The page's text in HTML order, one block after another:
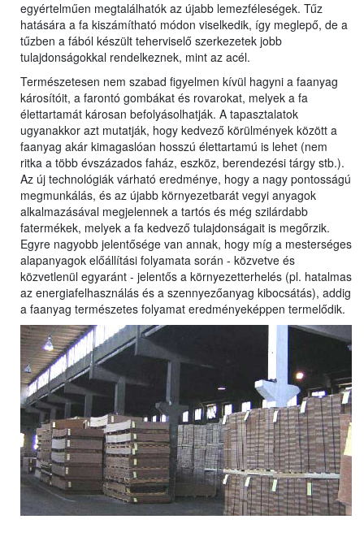
egyértelműen megtalálhatók az újabb lemezféleségek. Tűz
hatására a fa kiszámítható módon viselkedik, így meglepő, de a
tűzben a fából készült teherviselő szerkezetek jobb
tulajdonságokkal rendelkeznek, mint az acél.
Természetesen nem szabad figyelmen kívül hagyni a faanyag
károsítóit, a farontó gombákat és rovarokat, melyek a fa
élettartamát károsan befolyásolhatják. A tapasztalatok
ugyanakkor azt mutatják, hogy kedvező körülmények között a
faanyag akár kimagaslóan hosszú élettartamú is lehet (nem
ritka a több évszázados faház, eszköz, berendezési tárgy stb.).
Az új technológiák várható eredménye, hogy a nagy pontosságú
megmunkálás, és az újabb környezetbarát vegyi anyagok
alkalmazásával megjelennek a tartós és még szilárdabb
fatermékek, melyek a fa kedvező tulajdonságait is megőrzik.
Egyre nagyobb jelentősége van annak, hogy míg a mesterséges
alapanyagok előállítási folyamata során - közvetve és
közvetlenül egyaránt - jelentős a környezetterhelés (pl. hatalmas
az energiafelhasználás és a szennyezőanyag kibocsátás), addig
a faanyag természetes folyamat eredményeképpen termelődik.